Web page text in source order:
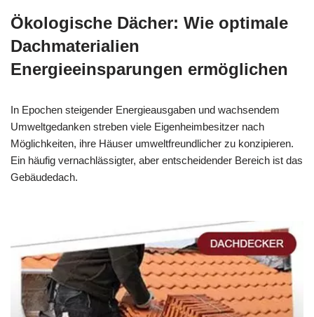
Ökologische Dächer: Wie optimale
Dachmaterialien
Energieeinsparungen ermöglichen
In Epochen steigender Energieausgaben und wachsendem
Umweltgedanken streben viele Eigenheimbesitzer nach
Möglichkeiten, ihre Häuser umweltfreundlicher zu konzipieren.
Ein häufig vernachlässigter, aber entscheidender Bereich ist das
Gebäudedach.